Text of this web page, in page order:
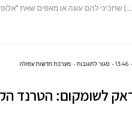
שתכיני להם עוגה או מאפים שאת
13:46 סגור לתגובותעל
טראק
מערכת חדשות עפולה
לשומקום: הטרנד